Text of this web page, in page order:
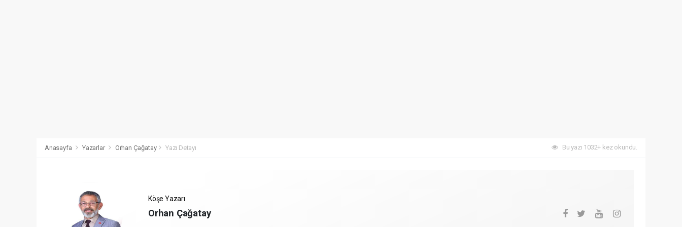
Anasayfa Yazarlar Orhan Çağatay Yazı Detayı Bu yazı 1032+ kez okundu.
Köşe Yazarı
Orhan Çağatay